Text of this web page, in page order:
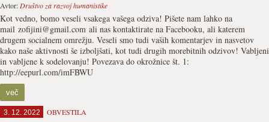
Avtor: Društvo za razvoj humanistike
Kot vedno, bomo veseli vsakega vašega odziva! Pišete nam lahko na
mail zofijini@gmail.com ali nas kontaktirate na Facebooku, ali katerem
drugem socialnem omrežju. Veseli smo tudi vaših komentarjev in nasvetov
kako naše aktivnosti še izboljšati, kot tudi drugih morebitnih odzivov! Vabljeni
in vabljene k sodelovanju! Povezava do okrožnice št. 1:
http://eepurl.com/imFBWU
več
3. 12. 2022 OBVESTILA